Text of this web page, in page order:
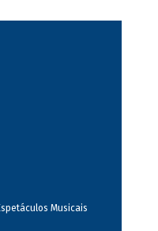
Musicais